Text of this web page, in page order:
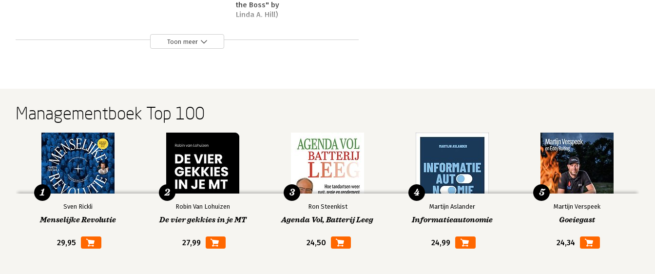
the Boss" by
Linda A. Hill)
'The Innovator's Dilemma' dat in de VS werd gekozen tot het beste
een van de zes belangrijkste boeken ooit geschreven.
Andere boeken door Clayton Christensen
Bekijk alle boeken
Toon meer
Managementboek Top 100
Sven Rickli
Menselijke Revolutie
29,95
1
Robin Van Lohuizen
De vier gekkies in je MT
27,99
2
Ron Steenkist
Agenda Vol, Batterij Leeg
24,50
3
Martijn Aslander
Informatieautonomie
24,99
4
Martijn Verspeek
Goeiegast
24,34
5